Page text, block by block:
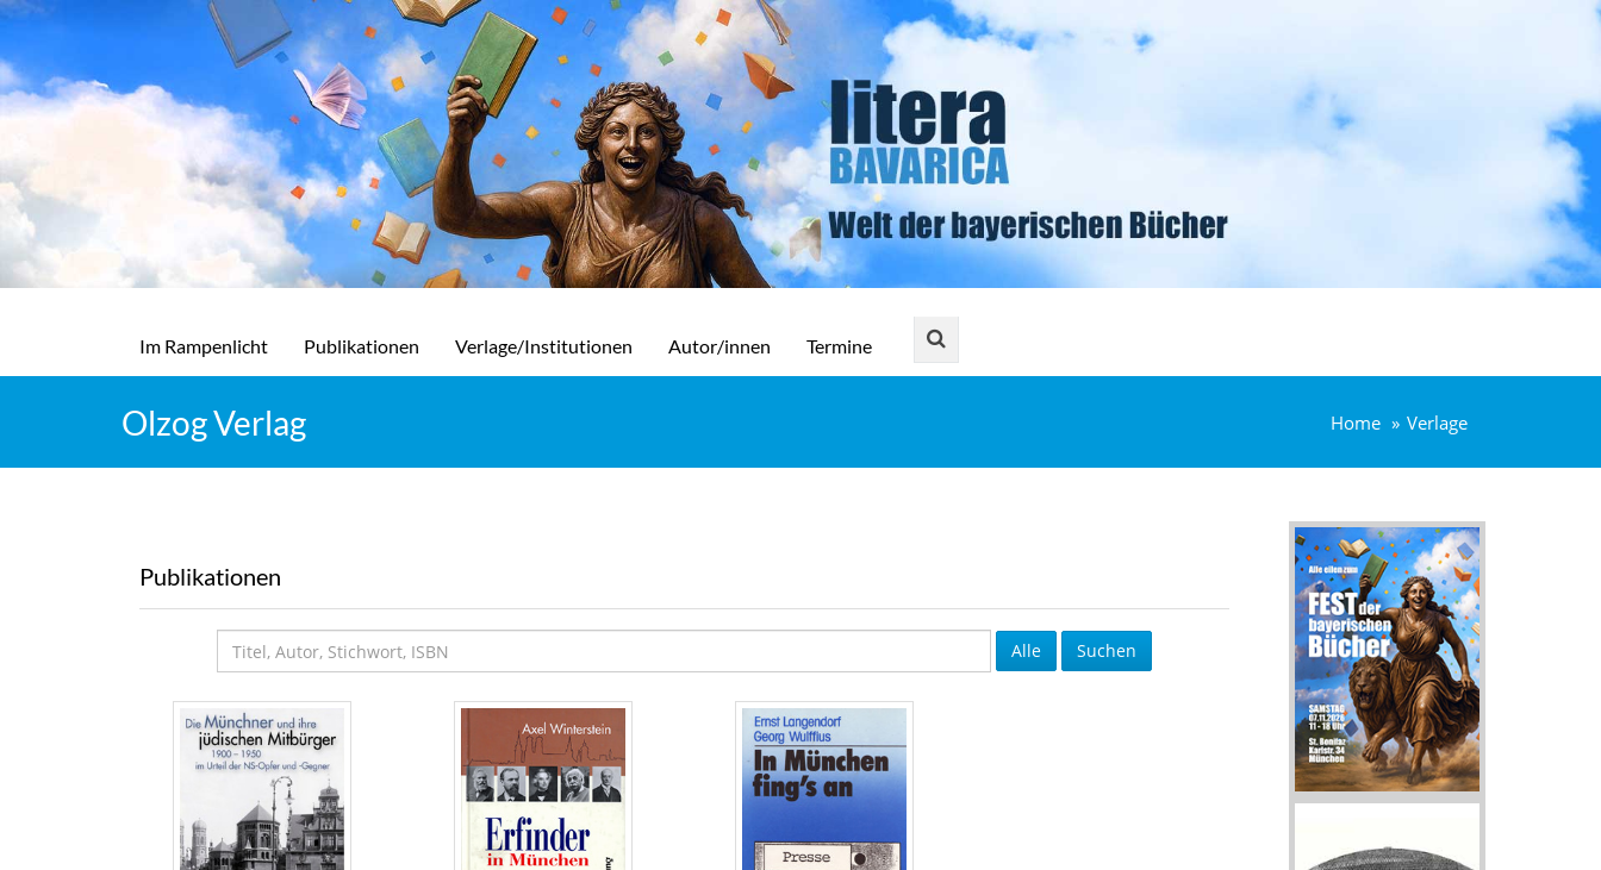
Im Rampenlicht Publikationen Verlage/Institutionen Autor/innen Termine
Olzog Verlag Home Verlage
Publikationen
Alle Suchen